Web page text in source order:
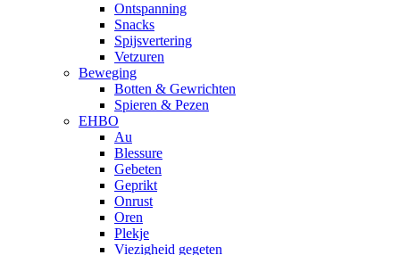
Ontspanning
Snacks
Spijsvertering
Vetzuren
Beweging
Botten & Gewrichten
Spieren & Pezen
EHBO
Au
Blessure
Gebeten
Geprikt
Onrust
Oren
Plekje
Viezigheid gegeten